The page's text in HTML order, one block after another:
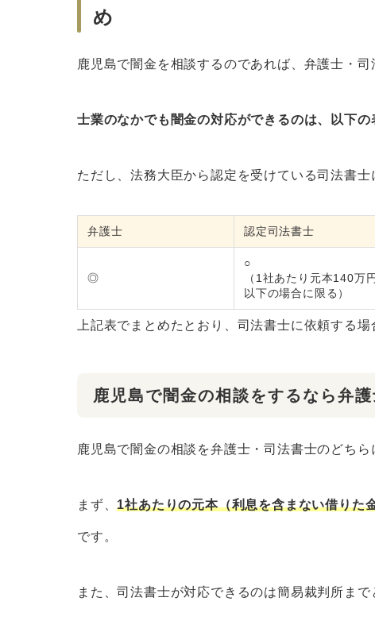
め
鹿児島で闇金を相談するのであれば、弁護士・司
士業のなかでも闇金の対応ができるのは、以下
ただし、法務大臣から認定を受けている司法書士
弁護士 認定司法書士
◎
○
（1社あたり元本140万円
以下の場合に限る）
上記表でまとめたとおり、司法書士に依頼する
鹿児島で闇金の相談をするなら弁
鹿児島で闇金の相談を弁護士・司法書士のどち
まず、1社あたりの元本（利息を含まない借りた
です。
また、司法書士が対応できるのは簡易裁判所まで